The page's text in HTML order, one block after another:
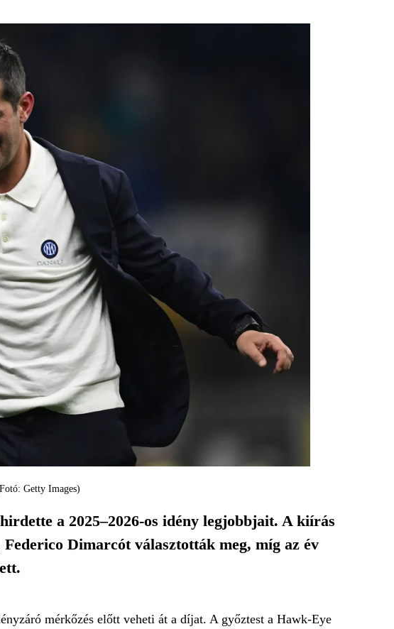
Getty Images)
a 2025–2026-os idény legjobbjait. A kiírás
Dimarcót választották meg, míg az év
mérkőzés előtt veheti át a díjat. A győztest a Hawk-Eye